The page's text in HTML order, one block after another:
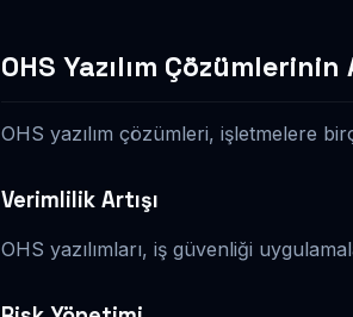
OHS Yazılım
OHS yazılım çözümleri, işletmelere
Verimlilik Artışı
OHS yazılımları, iş güvenliği